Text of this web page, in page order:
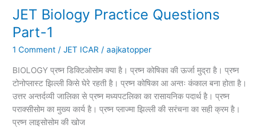
JET Biology Practice Questions
Part-1
1 Comment /JET ICAR /aajkatopper
BIOLOGY प्रष्न डिक्टिओसोम क्या है। प्रष्न कोषिका की ऊर्जा मुद्रा है। प्रष्न
टोनोप्लास्ट झिल्ली किसे घेरे रहती है। प्रष्न कोषिका आ अन्तः कंकाल बना होता है।
उत्तर अन्तर्दव्यी जालिका से प्रष्न मध्यपटलिका का रासायनिक पदार्थ है। प्रष्न
पराक्सीसोम का मुख्य कार्य है। प्रष्न प्लाज्मा झिल्ली की सरंचना का सही क्रम है।
प्रष्न लाइसोसोम की खोज
JET
Biology
Practice
Questions